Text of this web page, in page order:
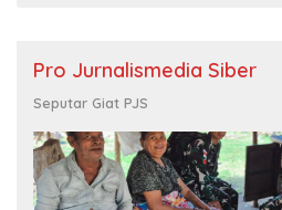
Pro Jurnalismedia Siber
Seputar Giat PJS